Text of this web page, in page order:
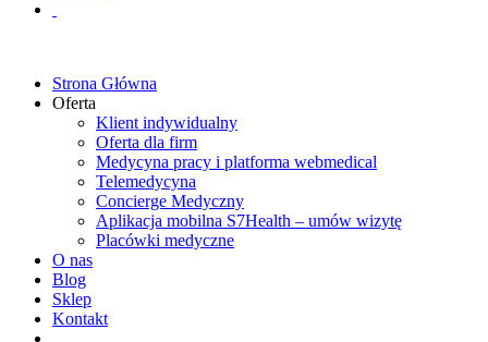
Strona Główna
Oferta
Klient indywidualny
Oferta dla firm
Medycyna pracy i platforma webmedical
Telemedycyna
Concierge Medyczny
Aplikacja mobilna S7Health – umów wizytę
Placówki medyczne
O nas
Blog
Sklep
Kontakt